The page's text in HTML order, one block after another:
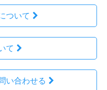
ついて
て
い合わせる